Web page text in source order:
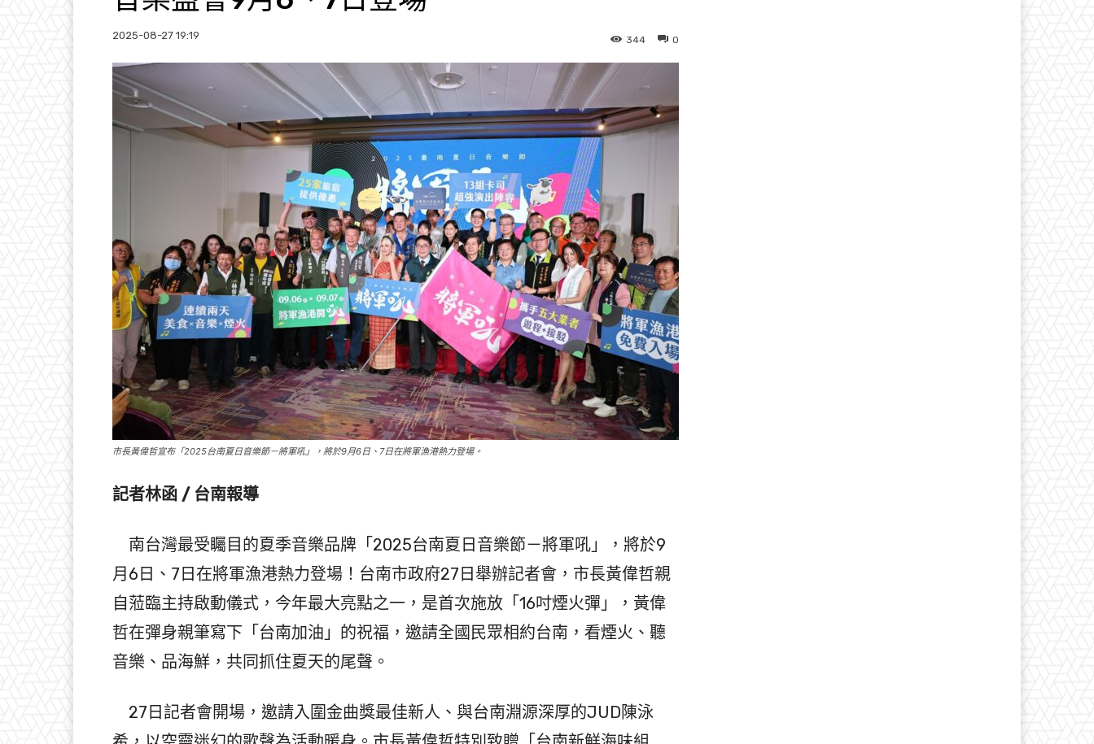
2025-08-27 19:19 0
344
市長黃偉哲宣布「2025台南夏日音樂節－將軍吼」，將於9月6日、7日在將軍漁港熱力登場。
記者林函 / 台南報導
南台灣最受矚目的夏季音樂品牌「2025台南夏日音樂節－將軍吼」，將於9
月6日、7日在將軍漁港熱力登場！台南市政府27日舉辦記者會，市長黃偉哲親
自蒞臨主持啟動儀式，今年最大亮點之一，是首次施放「16吋煙火彈」，黃偉
哲在彈身親筆寫下「台南加油」的祝福，邀請全國民眾相約台南，看煙火、聽
音樂、品海鮮，共同抓住夏天的尾聲。
27日記者會開場，邀請入圍金曲獎最佳新人、與台南淵源深厚的JUD陳泳